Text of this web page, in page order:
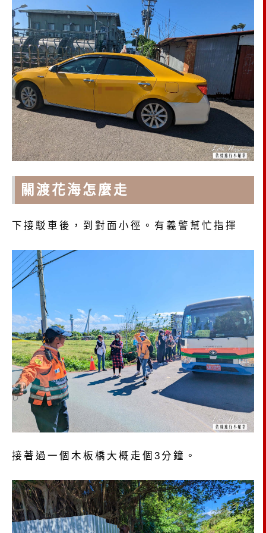
關渡花海怎麼走
下接駁車後，到對面小徑。有義警幫忙指揮
接著過一個木板橋大概走個3分鐘。